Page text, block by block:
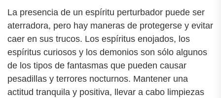
La presencia de un espíritu perturbador puede ser
aterradora, pero hay maneras de protegerse y evitar
caer en sus trucos. Los espíritus enojados, los
espíritus curiosos y los demonios son sólo algunos
de los tipos de fantasmas que pueden causar
pesadillas y terrores nocturnos. Mantener una
actitud tranquila y positiva, llevar a cabo limpiezas